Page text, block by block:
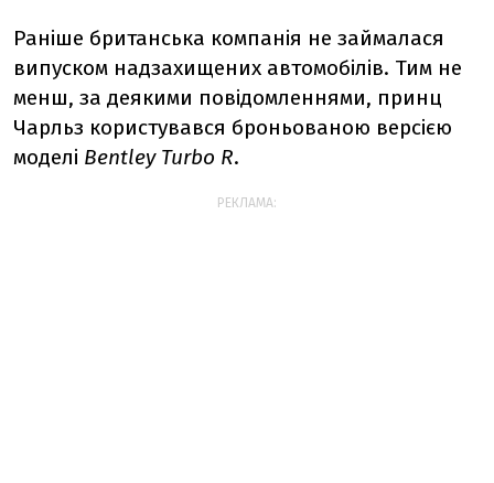
Раніше британська компанія не займалася
випуском надзахищених автомобілів. Тим не
менш, за деякими повідомленнями, принц
Чарльз користувався броньованою версією
моделі Bentley Turbo R.
РЕКЛАМА: